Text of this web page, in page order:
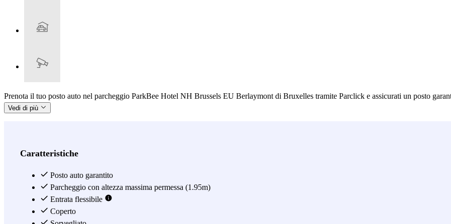
Prenota il tuo posto auto nel parcheggio ParkBee Hotel NH Brussels EU Berlaymont di Bruxelles tramite Parclick e assicurati un posto
Vedi di più
Caratteristiche
Posto auto garantito
Parcheggio con altezza massima permessa (1.95m)
Entrata flessibile
Coperto